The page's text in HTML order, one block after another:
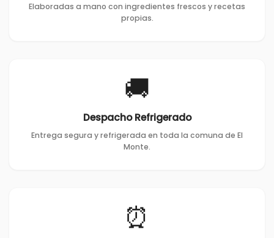
Elaboradas a mano con ingredientes frescos y recetas
propias.
🚚
Despacho Refrigerado
Entrega segura y refrigerada en toda la comuna de El
Monte.
⏰